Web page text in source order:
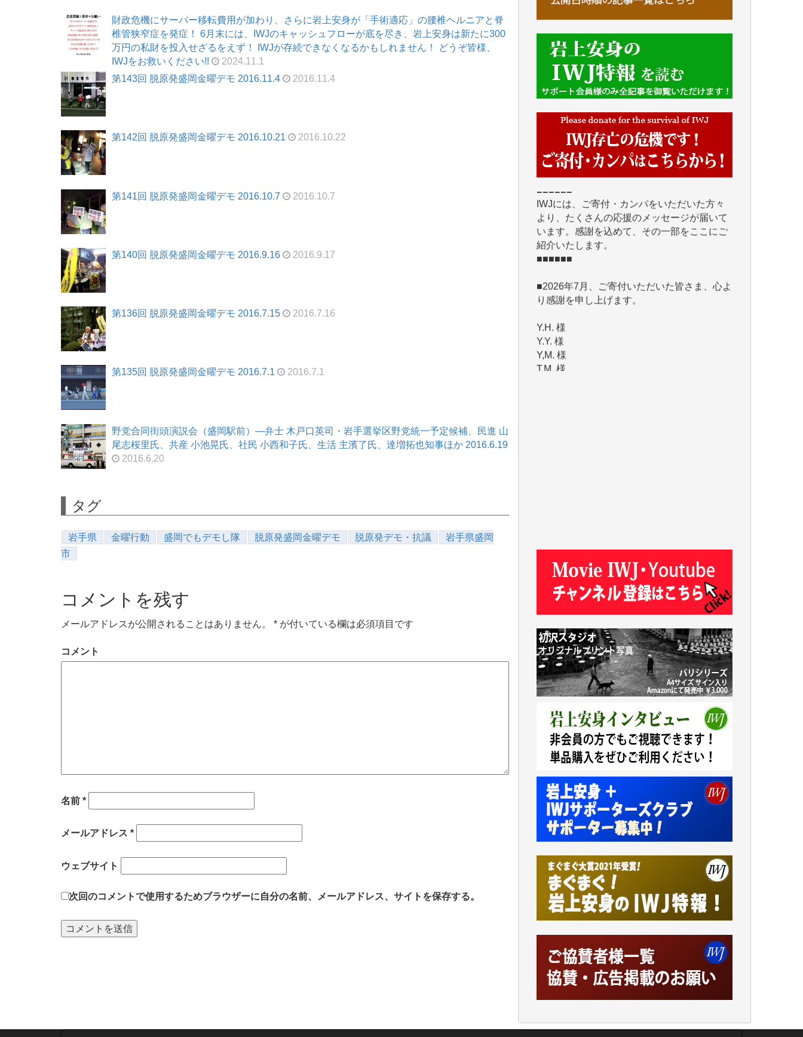
財政危機にサーバー移転費用が加わり、さらに岩上安身が「手術適応」の腰椎ヘルニアと脊
椎管狭窄症を発症！ 6月末には、IWJのキャッシュフローが底を尽き、岩上安身は新たに300
万円の私財を投入せざるをえず！ IWJが存続できなくなるかもしれません！ どうぞ皆様、
IWJをお救いください!!
2024.11.1
第143回 脱原発盛岡金曜デモ 2016.11.4
2016.11.4
第142回 脱原発盛岡金曜デモ 2016.10.21 2016.10.22
第141回 脱原発盛岡金曜デモ 2016.10.7 2016.10.7
第140回 脱原発盛岡金曜デモ 2016.9.16 2016.9.17
第136回 脱原発盛岡金曜デモ 2016.7.15 2016.7.16
第135回 脱原発盛岡金曜デモ 2016.7.1 2016.7.1
野党合同街頭演説会（盛岡駅前）―弁士 木戸口英司・岩手選挙区野党統一予定候補、民進 山
尾志桜里氏、共産 小池晃氏、社民 小西和子氏、生活 主濱了氏、達増拓也知事ほか 2016.6.19
2016.6.20
タグ
岩手県 金曜行動 盛岡でもデモし隊 脱原発盛岡金曜デモ 脱原発デモ・抗議
岩手県盛岡
市
コメントを残す
メールアドレスが公開されることはありません。 * が付いている欄は必須項目です
コメント
名前 *
メールアドレス *
ウェブサイト
次回のコメントで使用するためブラウザーに自分の名前、メールアドレス、サイトを保存する。
■■■■■■
IWJには、ご寄付・カンパをいただいた方々
より、たくさんの応援のメッセージが届いて
います。感謝を込めて、その一部をここにご
紹介いたします。
■■■■■■
■2026年7月、ご寄付いただいた皆さま、心よ
Y.H. 様
Y,M. 様
T.M. 様
マツモト ヤスアキ 様
マシオン 恵美香 様
Y.T. 様
T.K. 様
ASAKO TAKAESU 様
マシオン恵美香 様
平野智生 様
山本賢二 様
吉住俊昭 様
徳山匡 様
金 盛起 様
塩川 晃平 様
松本益美 様
井出 隆太 様
及川昭男 様
岩井祐子 様
藤田英之 様
藤岡比左志 様
井出 隆太 様
小池説夫 様
アオキカナメ 様
諸般の事情によりIWJ会費払えず今は非会員
です。市民側に立つ講演会にIWJのカメラマ
われるのはあまりにもったいない。少しでも
お役立てください。（H.O.様）
今日、僅かですがカンパしました。（T.M.
様）
今日、僅かですがカンパしました。IWJの危
機を乗り切るには到底及ばない額ですが病気
の妻を抱えている私にとっては精一杯のカン
パです。
かねてよりIWJが発してきた膨大な取材記事
ューは大袈裟ではなく、極めて重要な知的財